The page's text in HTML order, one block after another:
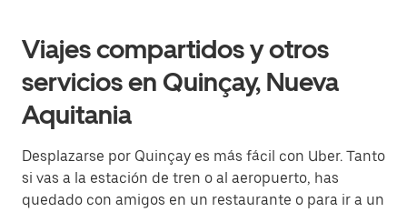
Viajes compartidos y otros
servicios en Quinçay, Nueva
Aquitania
Desplazarse por Quinçay es más fácil con Uber. Tanto
si vas a la estación de tren o al aeropuerto, has
quedado con amigos en un restaurante o para ir a un